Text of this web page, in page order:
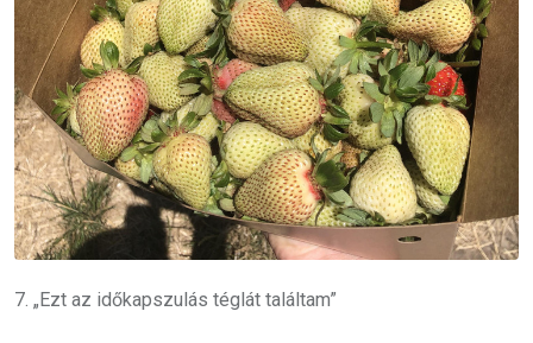
7. „Ezt az időkapszulás téglát találtam”